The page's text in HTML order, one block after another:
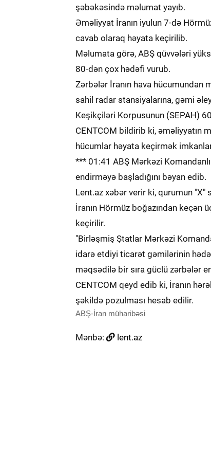
şəbəkəsində məlumat yayıb.
Əməliyyat İranın iyulun 7-də
cavab olaraq həyata keçirilib.
Məlumata görə, ABŞ qüvvələri
80-dən çox hədəfi vurub.
Zərbələr İranın hava
sahil radar stansiyalarına, gəmi
Keşikçiləri Korpusunun (SEPAH)
CENTCOM bildirib ki, əməliyyatın
hücumlar həyata keçirmək
*** 01:41 ABŞ Mərkəzi
endirməyə başladığını bəyan edib.
Lent.az xəbər verir ki, qurumun "X"
İranın Hörmüz boğazından
keçirilir.
"Birləşmiş Ştatlar Mərkəzi
idarə etdiyi ticarət gəmilərinin
məqsədilə bir sıra güclü zərbələr
CENTCOM qeyd edib ki, İranın
şəkildə pozulması hesab edilir.
ABŞ-İran müharibəsi
Mənbə: lent.az